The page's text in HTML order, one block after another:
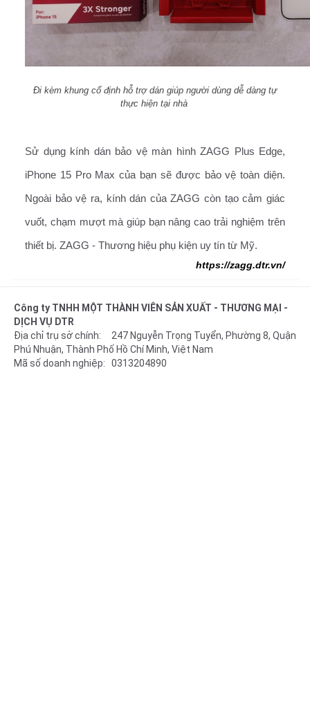
Đi kèm khung cố định hỗ trợ dán giúp người dùng dễ dàng tự
thực hiện tại nhà
Sử dụng kính dán bảo vệ màn hình ZAGG Plus Edge,
iPhone 15 Pro Max của bạn sẽ được bảo vệ toàn diện.
Ngoài bảo vệ ra, kính dán của ZAGG còn tạo cảm giác
vuốt, chạm mượt mà giúp bạn nâng cao trải nghiệm trên
thiết bị. ZAGG - Thương hiệu phụ kiện uy tín từ Mỹ.
https://zagg.dtr.vn/
Công ty TNHH MỘT THÀNH VIÊN SẢN XUẤT - THƯƠNG MẠI -
DỊCH VỤ DTR
Địa chỉ trụ sở chính: 247 Nguyễn Trọng Tuyển, Phường 8, Quận
Phú Nhuận, Thành Phố Hồ Chí Minh, Việt Nam
Mã số doanh nghiệp: 0313204890